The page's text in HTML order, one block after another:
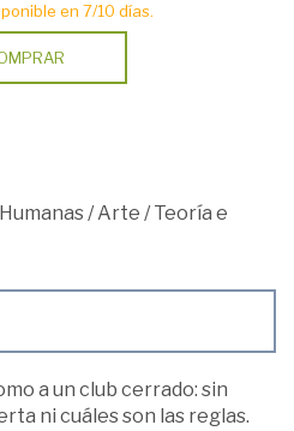
en 7/10 días.
/Arte /Teoría e
a un club cerrado: sin
ni cuáles son las reglas.